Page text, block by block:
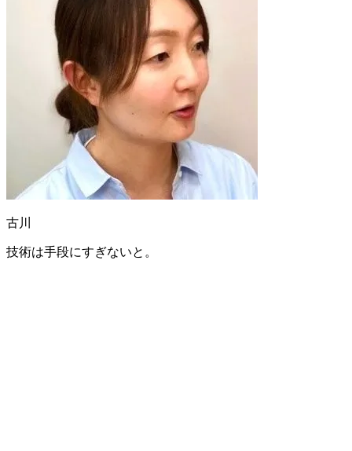
古川
技術は手段にすぎないと。